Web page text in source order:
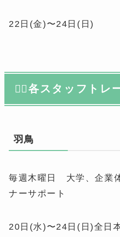
22日(金)〜24日(日)
🤸‍♀️各スタッフトレ
羽鳥
毎週木曜日 大学、企業
ナーサポート
20日(水)〜24日(日)全日